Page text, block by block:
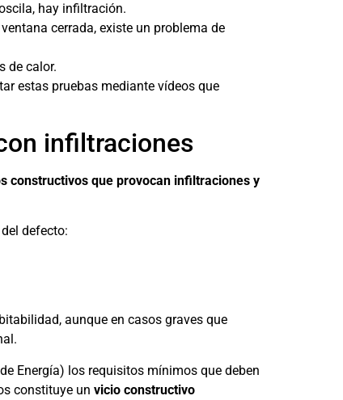
hay infiltración.
cerrada, existe un problema de
de calor.
estas pruebas mediante vídeos que
infiltraciones
constructivos que provocan infiltraciones y
defecto:
aunque en casos graves que
Energía) los requisitos mínimos que deben
constituye un vicio constructivo